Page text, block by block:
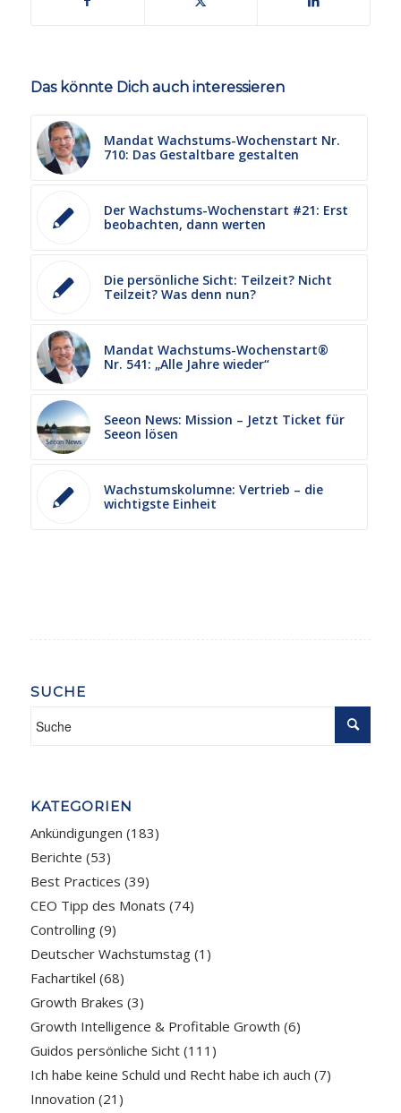
Das könnte Dich auch interessieren
Mandat Wachstums-Wochenstart Nr.
710: Das Gestaltbare gestalten
Der Wachstums-Wochenstart #21: Erst
beobachten, dann werten
Die persönliche Sicht: Teilzeit? Nicht
Teilzeit? Was denn nun?
Mandat Wachstums-Wochenstart®
Nr. 541: „Alle Jahre wieder“
Seeon News: Mission – Jetzt Ticket für
Seeon lösen
Wachstumskolumne: Vertrieb – die
wichtigste Einheit
SUCHE
KATEGORIEN
Ankündigungen (183)
Berichte (53)
Best Practices (39)
CEO Tipp des Monats (74)
Controlling(9)
Deutscher Wachstumstag(1)
Fachartikel (68)
Growth Brakes (3)
Growth Intelligence & Profitable Growth (6)
Guidos persönliche Sicht(111)
Ich habe keine Schuld und Recht habe ich auch (7)
Innovation (21)